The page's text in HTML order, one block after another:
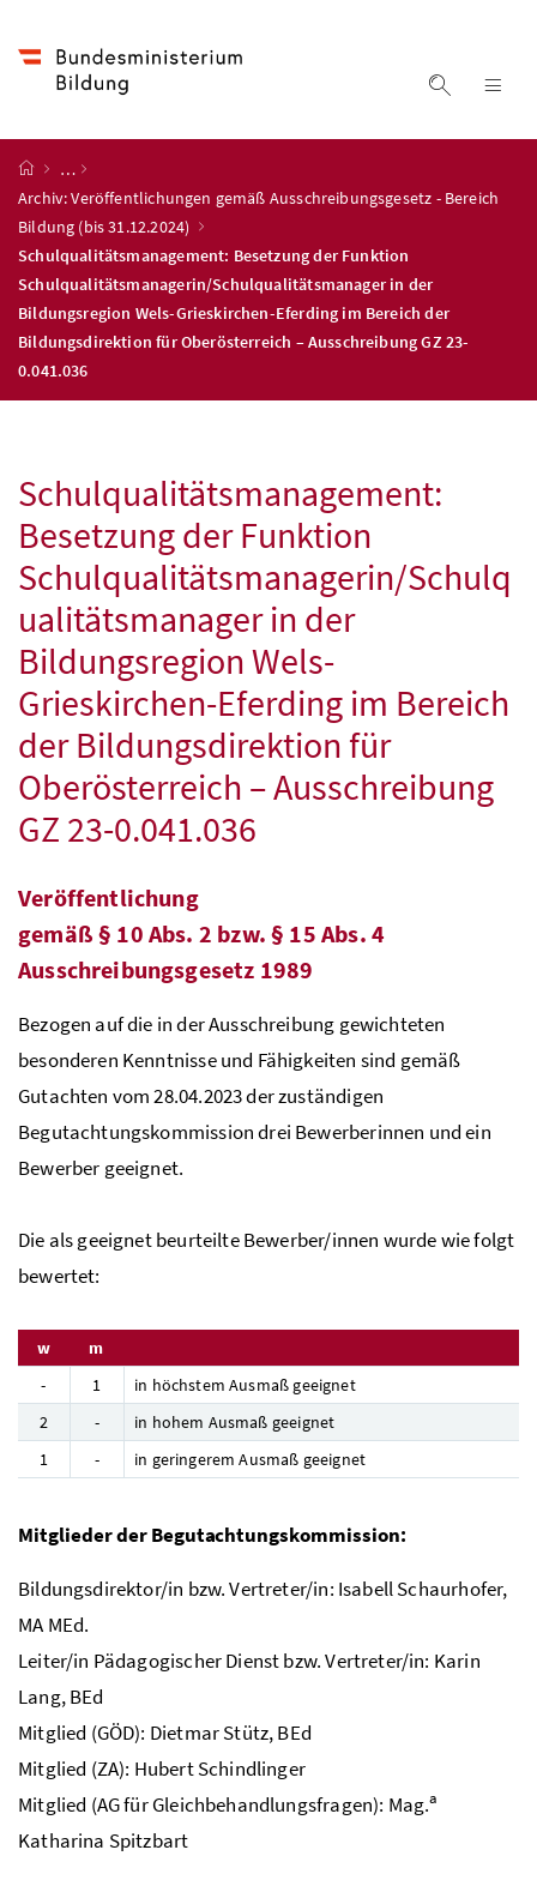
Suche
Startseite
…
Archiv: Veröffentlichungen gemäß Ausschreibungsgesetz - Bereich
Bildung (bis 31.12.2024)
Schulqualitätsmanagement: Besetzung der Funktion
Schulqualitätsmanagerin/Schulqualitätsmanager in der
Bildungsregion Wels-Grieskirchen-Eferding im Bereich der
Bildungsdirektion für Oberösterreich – Ausschreibung GZ 23-
0.041.036
Schulqualitätsmanagement:
Besetzung der Funktion
Schulqualitätsmanagerin/Schulq
ualitätsmanager in der
Bildungsregion Wels-
Grieskirchen-Eferding im Bereich
der Bildungsdirektion für
Oberösterreich – Ausschreibung
GZ 23-0.041.036
Veröffentlichung
gemäß§ 10 Abs. 2 bzw. § 15Abs. 4
Ausschreibungsgesetz 1989
Bezogen auf die in der Ausschreibung gewichteten
besonderen Kenntnisse und Fähigkeiten sind gemäß
Gutachten vom 28.04.2023 der zuständigen
Begutachtungskommission drei Bewerberinnen und ein
Bewerber geeignet.
Die als geeignet beurteilte Bewerber/innen wurde wie folgt
bewertet:
w
m
-
1
in höchstem Ausmaß geeignet
2
-
in hohem Ausmaß geeignet
1
- in geringerem Ausmaß geeignet
Mitglieder der Begutachtungskommission:
Bildungsdirektor/in bzw. Vertreter/in: Isabell Schaurhofer,
MA MEd.
Leiter/in Pädagogischer Dienst bzw. Vertreter/in: Karin
Lang,BEd
Mitglied (GÖD): Dietmar Stütz,BEd
Mitglied (ZA): Hubert Schindlinger
Mitglied (AGfür Gleichbehandlungsfragen): Mag.a
Katharina Spitzbart